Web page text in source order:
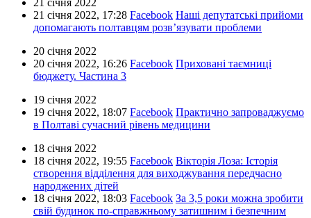
21 січня 2022
21 січня 2022, 17:28 Facebook Наші депутатські прийоми
допомагають полтавцям розв’язувати проблеми
20 січня 2022
20 січня 2022, 16:26 Facebook Приховані таємниці
бюджету. Частина 3
19 січня 2022
19 січня 2022, 18:07 Facebook Практично запроваджуємо
в Полтаві сучасний рівень медицини
18 січня 2022
18 січня 2022, 19:55 Facebook Вікторія Лоза: Історія
створення відділення для виходжування передчасно
народжених дітей
18 січня 2022, 18:03 Facebook За 3,5 роки можна зробити
свій будинок по-справжньому затишним і безпечним